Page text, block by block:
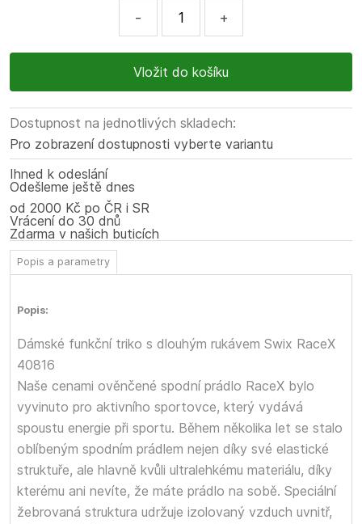
- +
Dostupnost na jednotlivých skladech:
Pro zobrazení dostupnosti vyberte variantu
Ihned k odeslání
Odešleme ještě dnes
od 2000 Kč po ČR i SR
Vrácení do 30 dnů
Zdarma v našich buticích
Popis a parametry
Popis:
Dámské funkční triko s dlouhým rukávem Swix RaceX
40816
Naše cenami ověnčené spodní prádlo RaceX bylo
vyvinuto pro aktivního sportovce, který vydává
spoustu energie při sportu. Během několika let se stalo
oblíbeným spodním prádlem nejen díky své elastické
struktuře, ale hlavně kvůli ultralehkému materiálu, díky
kterému ani nevíte, že máte prádlo na sobě. Speciální
žebrovaná struktura udržuje izolovaný vzduch uvnitř,